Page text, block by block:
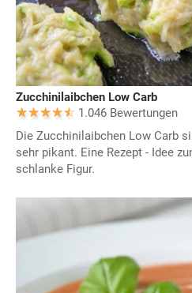
Zucchinilaibchen Low Carb
1.046 Bewertungen
Die Zucchinilaibchen Low Carb
sehr pikant. Eine Rezept - Idee
schlanke Figur.